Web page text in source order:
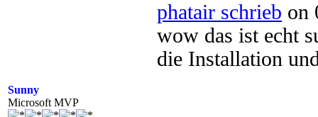
Sunny
Microsoft MVP
phatair schrieb on
wow das ist echt
die Installation